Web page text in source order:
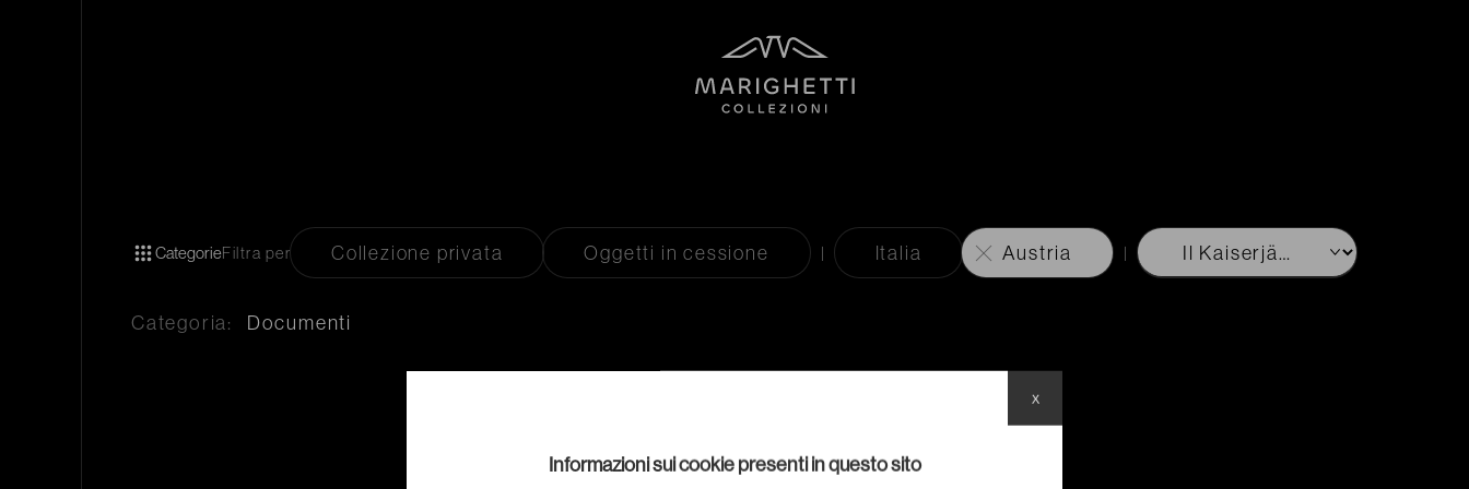
CategorieFiltra per Collezione privata Oggetti in cessione Italia Austria
Categoria: Documenti
Informazioni sui cookie presenti in questo sito
x